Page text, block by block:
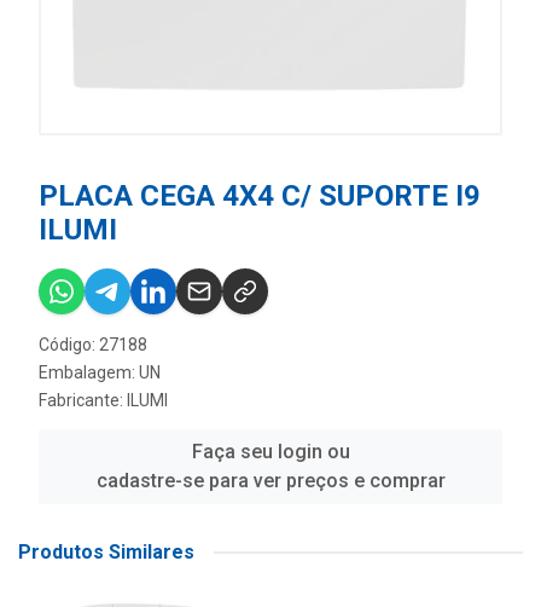
PLACA CEGA 4X4 C/ SUPORTE I9
ILUMI
Código: 27188
Embalagem: UN
Fabricante:
ILUMI
Faça seu login ou
cadastre-se para ver preços e comprar
Produtos Similares